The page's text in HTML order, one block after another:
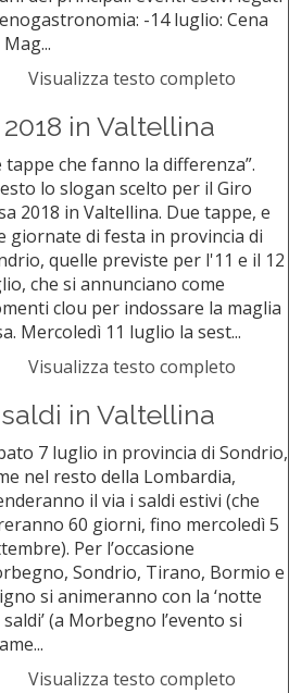
-14 luglio: Cena
Visualizza testo completo
in Valtellina
tappe che fanno la differenza”.
lo slogan scelto per il Giro
2018 in Valtellina. Due tappe, e
giornate di festa in provincia di
quelle previste per l'11 e il 12
che si annunciano come
clou per indossare la maglia
Mercoledì 11 luglio la sest...
Visualizza testo completo
in Valtellina
7 luglio in provincia di Sondrio,
nel resto della Lombardia,
il via i saldi estivi (che
60 giorni, fino mercoledì 5
Per l’occasione
Sondrio, Tirano, Bormio e
si animeranno con la ‘notte
(a Morbegno l’evento si
Visualizza testo completo